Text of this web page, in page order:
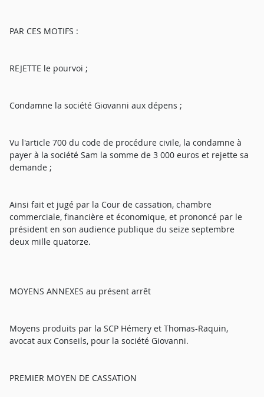
PAR CES MOTIFS :
REJETTE le pourvoi ;
Condamne la société Giovanni aux dépens ;
Vu l'article 700 du code de procédure civile, la condamne à
payer à la société Sam la somme de 3 000 euros et rejette sa
demande ;
Ainsi fait et jugé par la Cour de cassation, chambre
commerciale, financière et économique, et prononcé par le
président en son audience publique du seize septembre
deux mille quatorze.
MOYENS ANNEXES au présent arrêt
Moyens produits par la SCP Hémery et Thomas-Raquin,
avocat aux Conseils, pour la société Giovanni.
PREMIER MOYEN DE CASSATION